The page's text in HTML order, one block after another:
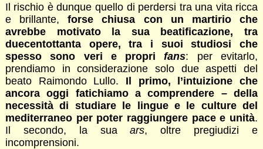
Il rischio è dunque quello di perdersi tra una vita ricca
e brillante,forse chiusa con un martirio che
avrebbe motivato la sua beatificazione, tra
duecentottanta opere, tra i suoi studiosi che
spesso sono veri e propri fans: per evitarlo,
prendiamo in considerazione solo due aspetti del
beato Raimondo Lullo. Il primo, l’intuizione che
ancora oggi fatichiamo a comprendere – della
necessità di studiare le lingue e le culture del
mediterraneo per poter raggiungere pace e unità.
Il secondo, la suaars, oltre pregiudizi e
incomprensioni.